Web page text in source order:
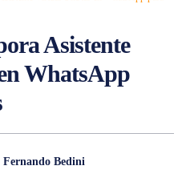
Asistente
WhatsApp
Fernando Bedini